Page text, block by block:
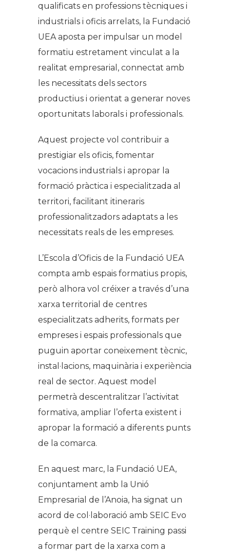
qualificats en professions tècniques i
industrials i oficis arrelats, la Fundació
UEA aposta per impulsar un model
formatiu estretament vinculat a la
realitat empresarial, connectat amb
les necessitats dels sectors
productius i orientat a generar noves
oportunitats laborals i professionals.
Aquest projecte vol contribuir a
prestigiar els oficis, fomentar
vocacions industrials i apropar la
formació pràctica i especialitzada al
territori, facilitant itineraris
professionalitzadors adaptats a les
necessitats reals de les empreses.
L’Escola d’Oficis de la Fundació UEA
compta amb espais formatius propis,
però alhora vol créixer a través d’una
xarxa territorial de centres
especialitzats adherits, formats per
empreses i espais professionals que
puguin aportar coneixement tècnic,
instal·lacions, maquinària i experiència
real de sector. Aquest model
permetrà descentralitzar l’activitat
formativa, ampliar l’oferta existent i
apropar la formació a diferents punts
de la comarca.
En aquest marc, la Fundació UEA,
conjuntament amb la Unió
Empresarial de l’Anoia, ha signat un
acord de col·laboració amb SEIC Evo
perquè el centre SEIC Training passi
a formar part de la xarxa com a